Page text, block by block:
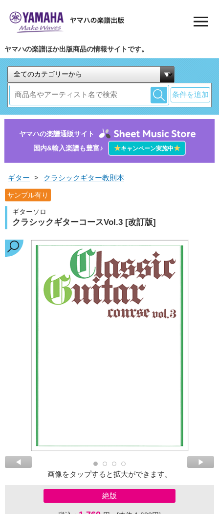
ヤマハの楽譜ほか出版商品の情報サイトです。
条件を追加
ヤマハの楽譜通販サイト
国内&輸入楽譜も豊富♪
★キャンペーン実施中★
ギター > クラシックギター教則本
サンプル有り
ギターソロ
クラシックギターコースVol.3 [改訂版]
画像をタップすると拡大ができます。
絶版